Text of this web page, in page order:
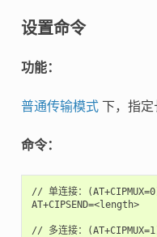
设置命令
功能：
普通传输模式下，指定
命令：
// 单连接：
AT+CIPSEND=<length>
// 多连接：